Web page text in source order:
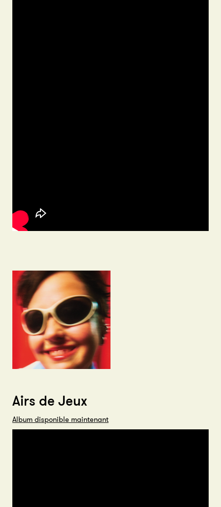
Airs de Jeux
Album disponible maintenant